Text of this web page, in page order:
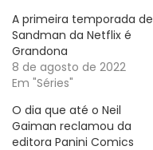
A primeira temporada de
Sandman da Netflix é
Grandona
8 de agosto de 2022
Em "Séries"
O dia que até o Neil
Gaiman reclamou da
editora Panini Comics